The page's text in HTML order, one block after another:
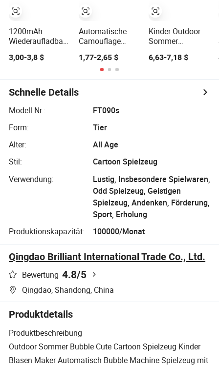
Handheld Blasen
Schnelles
Drückspiel
Maschinen
Spielzeug
1200mAh
Wiederaufladbare
Seifenblasenmaschine
Sommer Garten
Spaß
3,00-3,8 $
Automatische
Camouflage
Neue Bazooka
Blasengewehr
Spielzeuge 69
Camouflage
Neueste
Spielzeug
1,77-2,65 $
Kinder Outdoor
Sommer
Radio
Party Hochzeit
6,63-7,18 $
Schnelle Details
Modell Nr.:
FT090s
Form:
Tier
Alter:
All Age
Stil:
Cartoon Spielzeug
Verwendung:
Lustig, Insbesondere Spielwaren,
Odd Spielzeug, Geistigen
Spielzeug, Andenken, Förderung,
Sport, Erholung
Produktionskapazität:
100000/Monat
Qingdao Brilliant International Trade Co., Ltd.
Bewertung 4.8/5
Qingdao, Shandong, China
Produktdetails
Produktbeschreibung
Outdoor Sommer Bubble Cute Cartoon Spielzeug Kinder
Blasen Maker Automatisch Bubble Machine Spielzeug mit